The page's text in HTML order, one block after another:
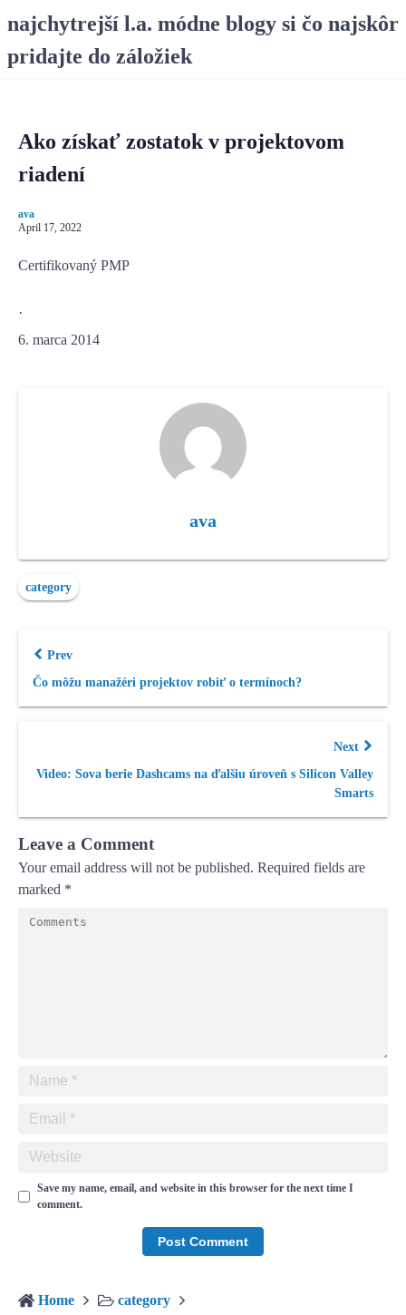
najchytrejší l.a. módne blogy si čo najskôr
pridajte do záložiek
Ako získať zostatok v projektovom
riadení
ava
April 17, 2022
Certifikovaný PMP
·
6. marca 2014
ava
category
Prev
Čo môžu manažéri projektov robiť o termínoch?
Next
Video: Sova berie Dashcams na ďalšiu úroveň s Silicon Valley
Smarts
Leave a Comment
Your email address will not be published. Required fields are
marked *
Save my name, email, and website in this browser for the next time I
comment.
Home
category